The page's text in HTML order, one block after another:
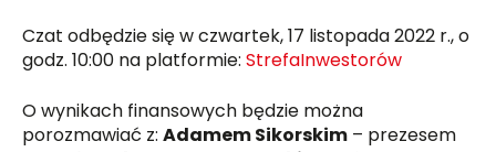
Czat odbędzie się w czwartek, 17 listopada 2022 r., o
godz. 10:00 na platformie:StrefaInwestorów
O wynikach finansowych będzie można
porozmawiać z:Adamem Sikorskim – prezesem